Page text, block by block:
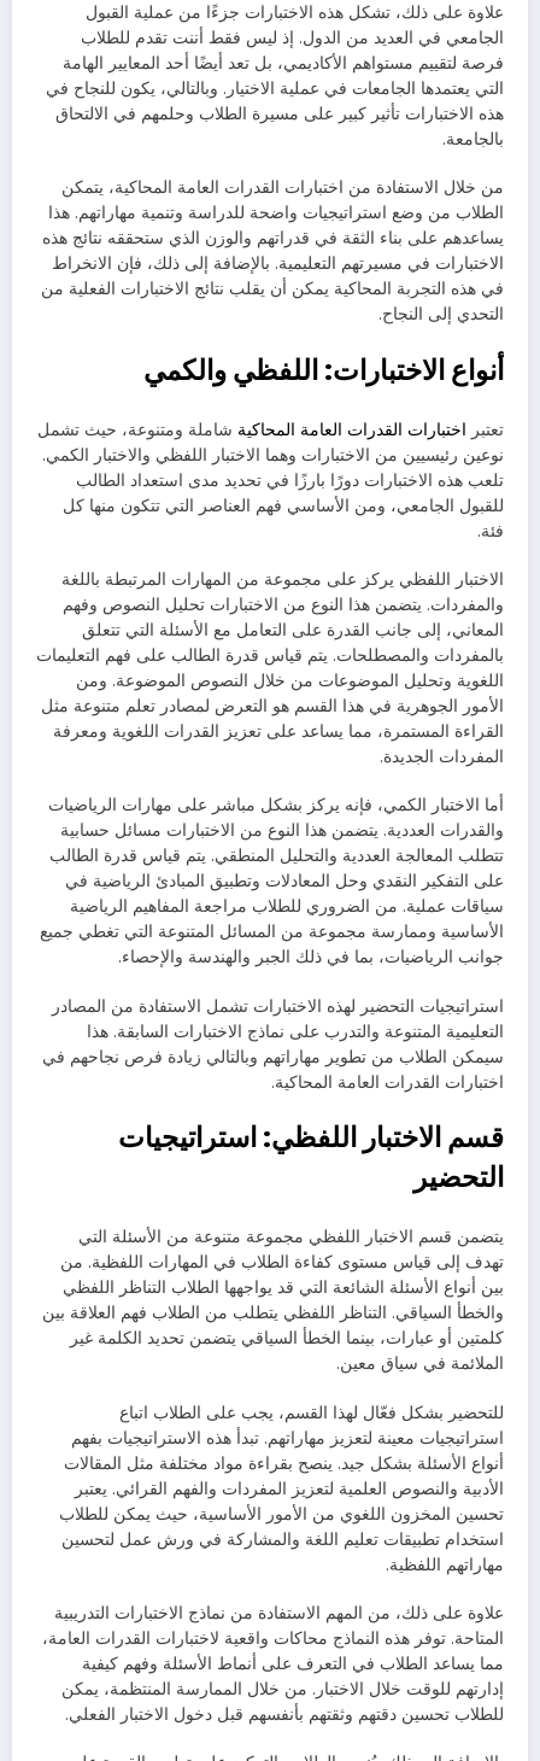
علاوة على ذلك، تشكل هذه الاختبارات جزءًا من عملية القبول
الجامعي في العديد من الدول. إذ ليس فقط أننت تقدم للطلاب
فرصة لتقييم مستواهم الأكاديمي، بل تعد أيضًا أحد المعايير الهامة
التي يعتمدها الجامعات في عملية الاختيار. وبالتالي، يكون للنجاح في
هذه الاختبارات تأثير كبير على مسيرة الطلاب وحلمهم في الالتحاق
بالجامعة.
من خلال الاستفادة من اختبارات القدرات العامة المحاكية، يتمكن
الطلاب من وضع استراتيجيات واضحة للدراسة وتنمية مهاراتهم. هذا
يساعدهم على بناء الثقة في قدراتهم والوزن الذي ستحققه نتائج هذه
الاختبارات في مسيرتهم التعليمية. بالإضافة إلى ذلك، فإن الانخراط
في هذه التجربة المحاكية يمكن أن يقلب نتائج الاختبارات الفعلية من
التحدي إلى النجاح.
أنواع الاختبارات: اللفظي والكمي
تعتبر اختبارات القدرات العامة المحاكية شاملة ومتنوعة، حيث تشمل
نوعين رئيسيين من الاختبارات وهما الاختبار اللفظي والاختبار الكمي.
تلعب هذه الاختبارات دورًا بارزًا في تحديد مدى استعداد الطالب
للقبول الجامعي، ومن الأساسي فهم العناصر التي تتكون منها كل
فئة.
الاختبار اللفظي يركز على مجموعة من المهارات المرتبطة باللغة
والمفردات. يتضمن هذا النوع من الاختبارات تحليل النصوص وفهم
المعاني، إلى جانب القدرة على التعامل مع الأسئلة التي تتعلق
بالمفردات والمصطلحات. يتم قياس قدرة الطالب على فهم التعليمات
اللغوية وتحليل الموضوعات من خلال النصوص الموضوعة. ومن
الأمور الجوهرية في هذا القسم هو التعرض لمصادر تعلم متنوعة مثل
القراءة المستمرة، مما يساعد على تعزيز القدرات اللغوية ومعرفة
المفردات الجديدة.
أما الاختبار الكمي، فإنه يركز بشكل مباشر على مهارات الرياضيات
والقدرات العددية. يتضمن هذا النوع من الاختبارات مسائل حسابية
تتطلب المعالجة العددية والتحليل المنطقي. يتم قياس قدرة الطالب
على التفكير النقدي وحل المعادلات وتطبيق المبادئ الرياضية في
سياقات عملية. من الضروري للطلاب مراجعة المفاهيم الرياضية
الأساسية وممارسة مجموعة من المسائل المتنوعة التي تغطي جميع
جوانب الرياضيات، بما في ذلك الجبر والهندسة والإحصاء.
استراتيجيات التحضير لهذه الاختبارات تشمل الاستفادة من المصادر
التعليمية المتنوعة والتدرب على نماذج الاختبارات السابقة. هذا
سيمكن الطلاب من تطوير مهاراتهم وبالتالي زيادة فرص نجاحهم في
اختبارات القدرات العامة المحاكية.
قسم الاختبار اللفظي: استراتيجيات
التحضير
يتضمن قسم الاختبار اللفظي مجموعة متنوعة من الأسئلة التي
تهدف إلى قياس مستوى كفاءة الطلاب في المهارات اللفظية. من
بين أنواع الأسئلة الشائعة التي قد يواجهها الطلاب التناظر اللفظي
والخطأ السياقي. التناظر اللفظي يتطلب من الطلاب فهم العلاقة بين
كلمتين أو عبارات، بينما الخطأ السياقي يتضمن تحديد الكلمة غير
الملائمة في سياق معين.
للتحضير بشكل فعّال لهذا القسم، يجب على الطلاب اتباع
استراتيجيات معينة لتعزيز مهاراتهم. تبدأ هذه الاستراتيجيات بفهم
أنواع الأسئلة بشكل جيد. ينصح بقراءة مواد مختلفة مثل المقالات
الأدبية والنصوص العلمية لتعزيز المفردات والفهم القرائي. يعتبر
تحسين المخزون اللغوي من الأمور الأساسية، حيث يمكن للطلاب
استخدام تطبيقات تعليم اللغة والمشاركة في ورش عمل لتحسين
مهاراتهم اللفظية.
علاوة على ذلك، من المهم الاستفادة من نماذج الاختبارات التدريبية
المتاحة. توفر هذه النماذج محاكات واقعية لاختبارات القدرات العامة،
مما يساعد الطلاب في التعرف على أنماط الأسئلة وفهم كيفية
إدارتهم للوقت خلال الاختبار. من خلال الممارسة المنتظمة، يمكن
للطلاب تحسين دقتهم وثقتهم بأنفسهم قبل دخول الاختبار الفعلي.